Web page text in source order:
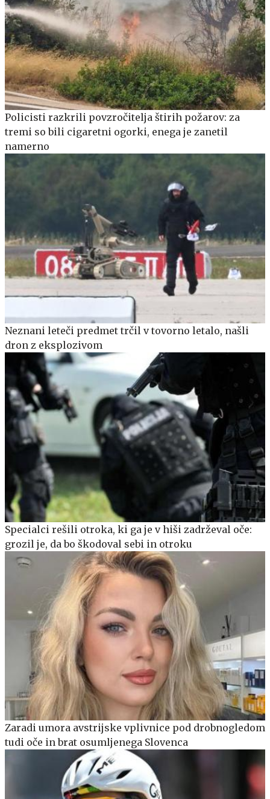
Policisti razkrili povzročitelja štirih požarov: za
tremi so bili cigaretni ogorki, enega je zanetil
namerno
Neznani leteči predmet trčil v tovorno letalo, našli
dron z eksplozivom
Specialci rešili otroka, ki ga je v hiši zadrževal oče:
grozil je, da bo škodoval sebi in otroku
Zaradi umora avstrijske vplivnice pod drobnogledom
tudi oče in brat osumljenega Slovenca